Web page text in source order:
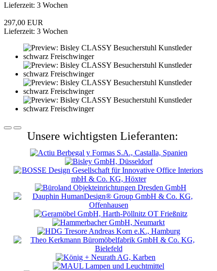
Lieferzeit: 3 Wochen
297,00 EUR
Lieferzeit: 3 Wochen
Unsere wichtigsten Lieferanten: